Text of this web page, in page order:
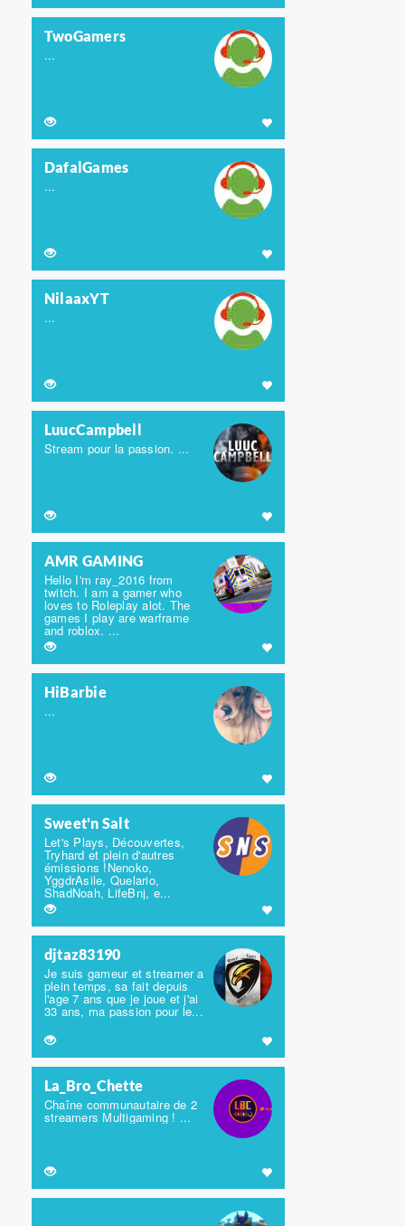
TwoGamers
...
DafalGames
...
NilaaxYT
...
LuucCampbell
Stream pour la passion. ...
AMR GAMING
Hello I'm ray_2016 from
twitch. I am a gamer who
loves to Roleplay alot. The
games I play are warframe
and roblox. ...
HiBarbie
...
Sweet'n Salt
Let's Plays, Découvertes,
Tryhard et plein d'autres
émissions !Nenoko,
YggdrAsile, Quelario,
ShadNoah, LifeBnj, e...
djtaz83190
Je suis gameur et streamer a
plein temps, sa fait depuis
l'age 7 ans que je joue et j'ai
33 ans, ma passion pour le...
La_Bro_Chette
Chaîne communautaire de 2
streamers Multigaming ! ...